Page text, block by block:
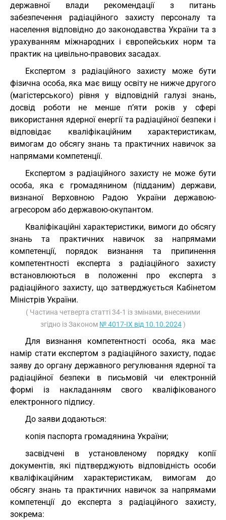
державної влади рекомендації з питань
забезпечення радіаційного захисту персоналу та
населення відповідно до законодавства України та з
урахуванням міжнародних і європейських норм та
практик на цивільно-правових засадах.
Експертом з радіаційного захисту може бути
фізична особа, яка має вищу освіту не нижче другого
(магістерського) рівня у відповідній галузі знань,
досвід роботи не менше п’яти років у сфері
використання ядерної енергії та радіаційної безпеки і
відповідає кваліфікаційним характеристикам,
вимогам до обсягу знань та практичних навичок за
напрямами компетенції.
Експертом з радіаційного захисту не може бути
особа, яка є громадянином (підданим) держави,
визнаної Верховною Радою України державою-
агресором або державою-окупантом.
Кваліфікаційні характеристики, вимоги до обсягу
знань та практичних навичок за напрямами
компетенції, порядок визнання та припинення
компетентності експерта з радіаційного захисту
встановлюються в положенні про експерта з
радіаційного захисту, що затверджується Кабінетом
Міністрів України.
( Частина четверта статті 34-1 із змінами, внесеними
згідно із Законом № 4017-IX від 10.10.2024)
Для визнання компетентності особа, яка має
намір стати експертом з радіаційного захисту, подає
заяву до органу державного регулювання ядерної та
радіаційної безпеки в письмовій чи електронній
формі із накладанням свого кваліфікованого
електронного підпису.
До заяви додаються:
копія паспорта громадянина України;
засвідчені в установленому порядку копії
документів, які підтверджують відповідність особи
кваліфікаційним характеристикам, вимогам до
обсягу знань та практичних навичок за напрямами
компетенції до експерта з радіаційного захисту,
зокрема: